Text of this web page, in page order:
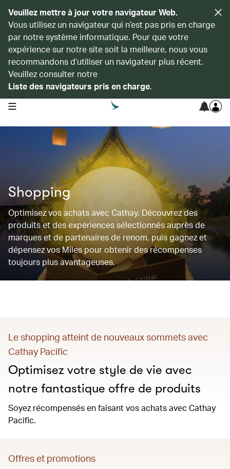
Veuillez mettre à jour votre navigateur Web.
Vous utilisez un navigateur qui n’est pas pris en charge
par notre système informatique. Pour que votre
expérience sur notre site soit la meilleure, nous vous
recommandons d’utiliser un navigateur plus récent.
Veuillez consulter notre
Liste des navigateurs pris en charge.
open navigation menu
Shopping
Optimisez vos achats avec Cathay. Découvrez des
produits et des expériences sélectionnés auprès de
marques et de partenaires de renom, puis gagnez et
dépensez vos Miles pour obtenir des récompenses
toujours plus avantageuses.
Le shopping atteint de nouveaux sommets avec
Cathay Pacific
Optimisez votre style de vie avec
notre fantastique offre de produits
Soyez récompensés en faisant vos achats avec Cathay
Pacific.
Offres et promotions